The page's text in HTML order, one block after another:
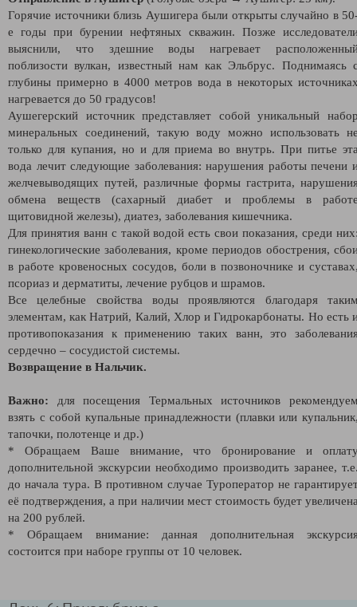
Горячие источники близь Аушигера были открыты случайно в
е годы при бурении нефтяных скважин. Позже
выяснили, что здешние воды нагревает
поблизости вулкан, известный нам как Эльбрус. Поднимаясь
глубины примерно в 4000 метров вода в некоторых
нагревается до 50 градусов!
Аушегерский источник представляет собой уникальный
минеральных соединений, такую воду можно использовать
только для купания, но и для приема во внутрь. При питье
вода лечит следующие заболевания: нарушения работы печени
желчевыводящих путей, различные формы гастрита,
обмена веществ (сахарный диабет и проблемы в
щитовидной железы), диатез, заболевания кишечника.
Для принятия ванн с такой водой есть свои показания, среди
гинекологические заболевания, кроме периодов обострения,
в работе кровеносных сосудов, боли в позвоночнике и
псориаз и дерматиты, лечение рубцов и шрамов.
Все целебные свойства воды проявляются благодаря
элементам, как Натрий, Калий, Хлор и Гидрокарбонаты. Но есть
противопоказания к применению таких ванн, это
сердечно – сосудистой системы.
Возвращение в Нальчик.
Важно: для посещения Термальных источников
взять с собой купальные принадлежности (плавки или
тапочки, полотенце и др.)
* Обращаем Ваше внимание, что бронирование и
дополнительной экскурсии необходимо производить заранее,
до начала тура. В противном случае Туроператор не
её подтверждения, а при наличии мест стоимость будет
на 200 рублей.
* Обращаем внимание: данная дополнительная
состоится при наборе группы от 10 человек.